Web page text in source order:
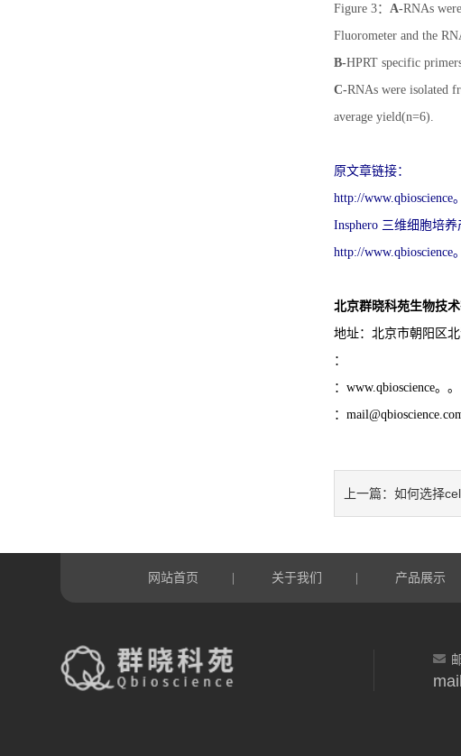
Figure 3： A-RNAs
Fluorometer and the
B-HPRT specific
C-RNAs were isolated
average yield(n=6).
原文章链接：
http://www.qbioscience
Insphero 三维细胞培养
http://www.qbioscience
北京群晓科苑生物技
地址：北京市朝阳区
：
：www.qbioscience。
：
上一篇： 如何选择
网站首页 关于我们 产品展示